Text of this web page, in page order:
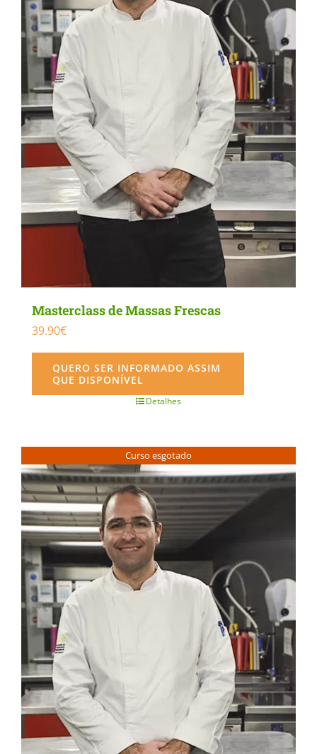
Masterclass de Massas Frescas
39.90€
QUERO SER INFORMADO ASSIM
QUE DISPONÍVEL
Detalhes
Curso esgotado